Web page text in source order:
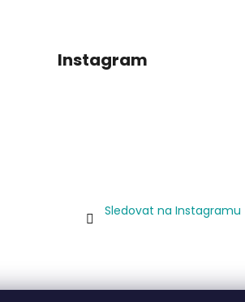
Instagram
Sledovat na Instagramu